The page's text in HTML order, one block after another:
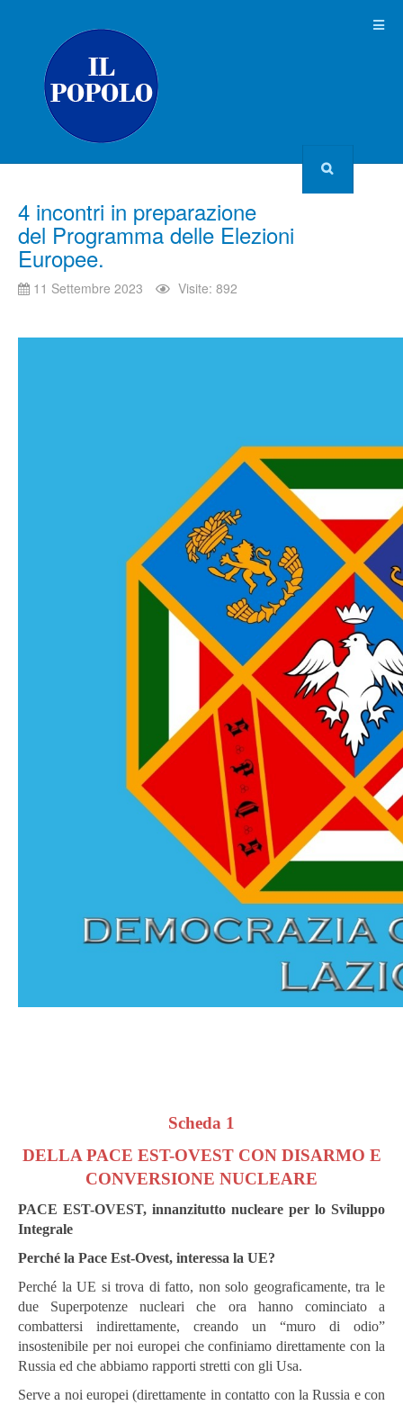
4 incontri in preparazione
del Programma delle Elezioni
Europee.
11 Settembre 2023 Visite: 892
Scheda 1
DELLA PACE EST-OVEST CON DISARMO E
CONVERSIONE NUCLEARE
PACE EST-OVEST, innanzitutto nucleare per lo Sviluppo
Integrale
Perché la Pace Est-Ovest, interessa la UE?
Perché la UE si trova di fatto, non solo geograficamente, tra le
due Superpotenze nucleari che ora hanno cominciato a
combattersi indirettamente, creando un “muro di odio”
insostenibile per noi europei che confiniamo direttamente con la
Russia ed che abbiamo rapporti stretti con gli Usa.
Serve a noi europei (direttamente in contatto con la Russia e con